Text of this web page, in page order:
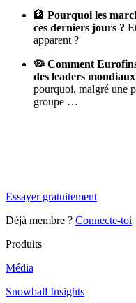
🏦 Pourquoi les
ces derniers jours ?
apparent ?
🦠 Comment
des leaders
pourquoi, malgré une
groupe …
Essayer gratuitement
Déjà membre ? Connecte-toi
Produits
Média
Snowball Insights